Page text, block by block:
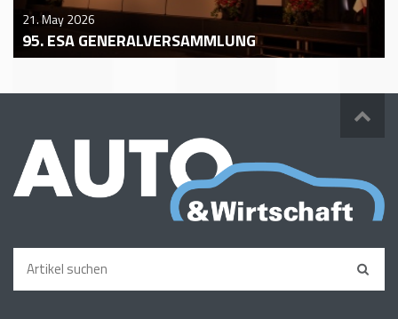
21. May 2026
95. ESA GENERALVERSAMMLUNG